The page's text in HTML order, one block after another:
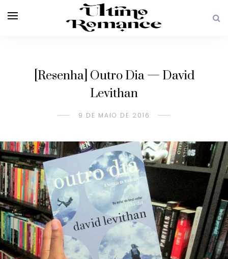
[Resenha] Outro Dia — David
Levithan
9 DE MAIO DE 2016